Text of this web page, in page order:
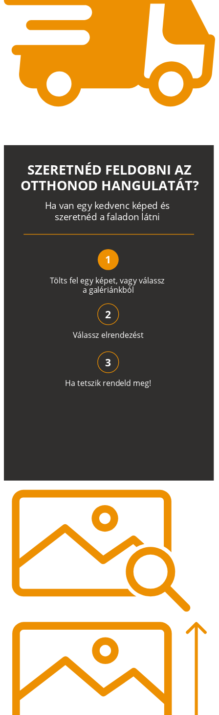
Tölts fel egy képet, vagyválassz
a galériánkból
Ha van egy kedvenc képed és
szeretnéd a faladon látni
SZERETNÉD FELDOBNI AZ
OTTHONOD HANGULATÁT?
1
Válassz elrendezést
2
Ha tetszik rendeld meg!
3